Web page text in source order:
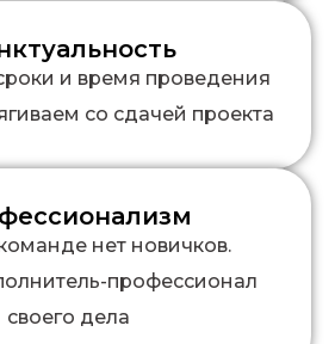
и время проведения
со сдачей проекта
нет новичков.
профессионал
своего дела